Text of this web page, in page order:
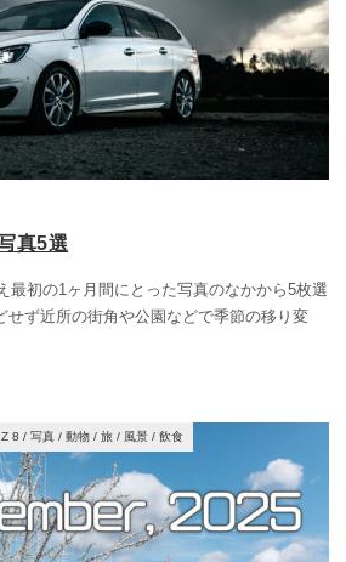
真5選
初の1ヶ月間にとった写真のなかから5枚選
せず近所の街角や公園などで季節の移り変
Z 8 / 写真 / 動物 / 旅 / 風景 / 飲食